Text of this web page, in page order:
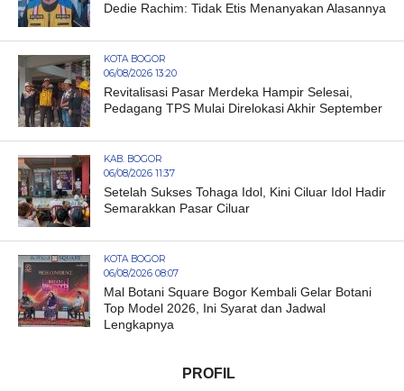
Dedie Rachim: Tidak Etis Menanyakan Alasannya
KOTA BOGOR
06/08/2026 13:20
Revitalisasi Pasar Merdeka Hampir Selesai,
Pedagang TPS Mulai Direlokasi Akhir September
KAB. BOGOR
06/08/2026 11:37
Setelah Sukses Tohaga Idol, Kini Ciluar Idol Hadir
Semarakkan Pasar Ciluar
KOTA BOGOR
06/08/2026 08:07
Mal Botani Square Bogor Kembali Gelar Botani
Top Model 2026, Ini Syarat dan Jadwal
Lengkapnya
PROFIL